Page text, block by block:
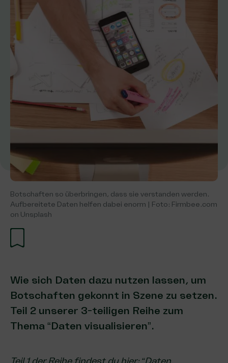
Botschaften so überbringen, dass sie verstanden werden.
Aufbereitete Daten helfen dabei enorm | Foto: Firmbee.com
on Unsplash
Wie sich Daten dazu nutzen lassen, um
Botschaften gekonnt in Szene zu setzen.
Teil 2 unserer 3-teiligen Reihe zum
Thema “Daten visualisieren”.